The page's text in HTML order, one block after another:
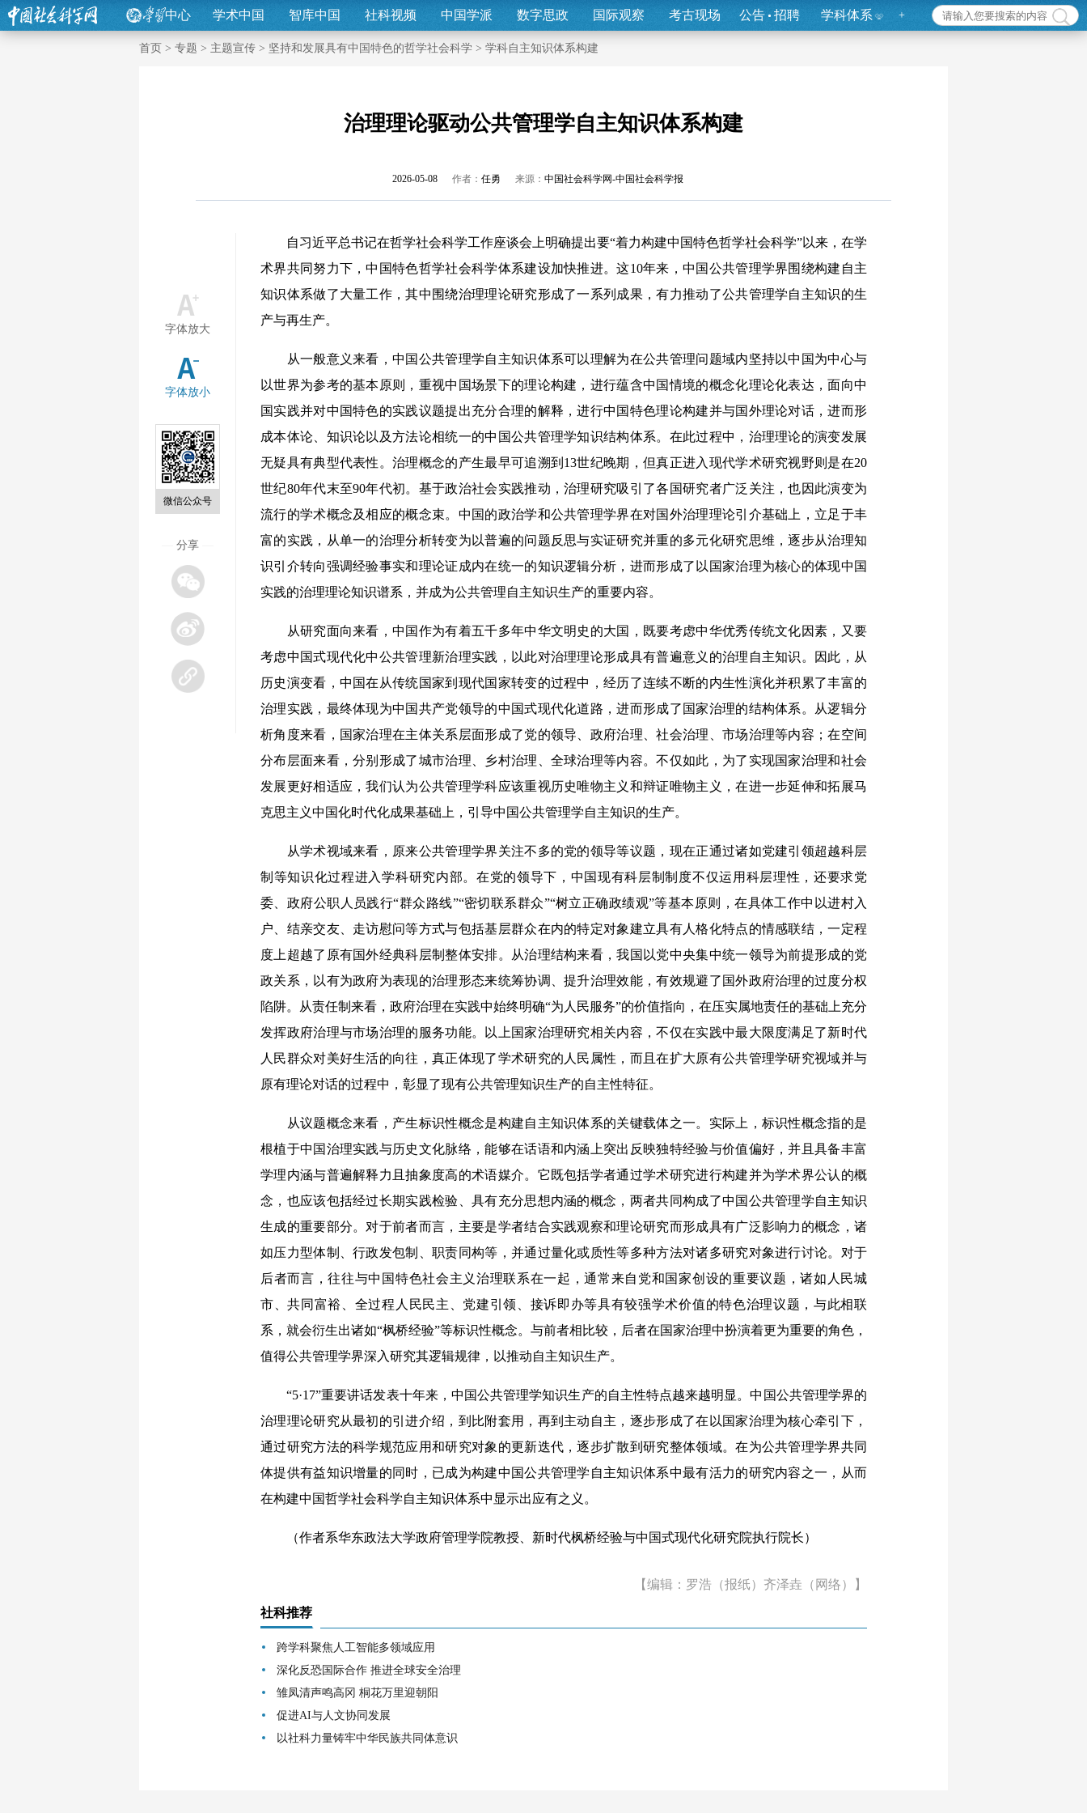
中心 学术中国 智库中国 社科视频 中国学派 数字思政 国际观察 考古现场 公告 招聘 学科体系 +
首页 > 专题 > 主题宣传 > 坚持和发展具有中国特色的哲学社会科学 > 学科自主知识体系构建
治理理论驱动公共管理学自主知识体系构建
2026-05-08 作者： 任勇 来源： 中国社会科学网-中国社会科学报
字体放大
字体放小
微信公众号
分享
自习近平总书记在哲学社会科学工作座谈会上明确提出要“着力构建中国特色哲学社会科学”以来，在学
术界共同努力下，中国特色哲学社会科学体系建设加快推进。这10年来，中国公共管理学界围绕构建自主
知识体系做了大量工作，其中围绕治理理论研究形成了一系列成果，有力推动了公共管理学自主知识的生
产与再生产。
从一般意义来看，中国公共管理学自主知识体系可以理解为在公共管理问题域内坚持以中国为中心与
以世界为参考的基本原则，重视中国场景下的理论构建，进行蕴含中国情境的概念化理论化表达，面向中
国实践并对中国特色的实践议题提出充分合理的解释，进行中国特色理论构建并与国外理论对话，进而形
成本体论、知识论以及方法论相统一的中国公共管理学知识结构体系。在此过程中，治理理论的演变发展
无疑具有典型代表性。治理概念的产生最早可追溯到13世纪晚期，但真正进入现代学术研究视野则是在20
世纪80年代末至90年代初。基于政治社会实践推动，治理研究吸引了各国研究者广泛关注，也因此演变为
流行的学术概念及相应的概念束。中国的政治学和公共管理学界在对国外治理理论引介基础上，立足于丰
富的实践，从单一的治理分析转变为以普遍的问题反思与实证研究并重的多元化研究思维，逐步从治理知
识引介转向强调经验事实和理论证成内在统一的知识逻辑分析，进而形成了以国家治理为核心的体现中国
实践的治理理论知识谱系，并成为公共管理自主知识生产的重要内容。
从研究面向来看，中国作为有着五千多年中华文明史的大国，既要考虑中华优秀传统文化因素，又要
考虑中国式现代化中公共管理新治理实践，以此对治理理论形成具有普遍意义的治理自主知识。因此，从
历史演变看，中国在从传统国家到现代国家转变的过程中，经历了连续不断的内生性演化并积累了丰富的
治理实践，最终体现为中国共产党领导的中国式现代化道路，进而形成了国家治理的结构体系。从逻辑分
析角度来看，国家治理在主体关系层面形成了党的领导、政府治理、社会治理、市场治理等内容；在空间
分布层面来看，分别形成了城市治理、乡村治理、全球治理等内容。不仅如此，为了实现国家治理和社会
发展更好相适应，我们认为公共管理学科应该重视历史唯物主义和辩证唯物主义，在进一步延伸和拓展马
克思主义中国化时代化成果基础上，引导中国公共管理学自主知识的生产。
从学术视域来看，原来公共管理学界关注不多的党的领导等议题，现在正通过诸如党建引领超越科层
制等知识化过程进入学科研究内部。在党的领导下，中国现有科层制制度不仅运用科层理性，还要求党
委、政府公职人员践行“群众路线”“密切联系群众”“树立正确政绩观”等基本原则，在具体工作中以进村入
户、结亲交友、走访慰问等方式与包括基层群众在内的特定对象建立具有人格化特点的情感联结，一定程
度上超越了原有国外经典科层制整体安排。从治理结构来看，我国以党中央集中统一领导为前提形成的党
政关系，以有为政府为表现的治理形态来统筹协调、提升治理效能，有效规避了国外政府治理的过度分权
陷阱。从责任制来看，政府治理在实践中始终明确“为人民服务”的价值指向，在压实属地责任的基础上充分
发挥政府治理与市场治理的服务功能。以上国家治理研究相关内容，不仅在实践中最大限度满足了新时代
人民群众对美好生活的向往，真正体现了学术研究的人民属性，而且在扩大原有公共管理学研究视域并与
原有理论对话的过程中，彰显了现有公共管理知识生产的自主性特征。
从议题概念来看，产生标识性概念是构建自主知识体系的关键载体之一。实际上，标识性概念指的是
根植于中国治理实践与历史文化脉络，能够在话语和内涵上突出反映独特经验与价值偏好，并且具备丰富
学理内涵与普遍解释力且抽象度高的术语媒介。它既包括学者通过学术研究进行构建并为学术界公认的概
念，也应该包括经过长期实践检验、具有充分思想内涵的概念，两者共同构成了中国公共管理学自主知识
生成的重要部分。对于前者而言，主要是学者结合实践观察和理论研究而形成具有广泛影响力的概念，诸
如压力型体制、行政发包制、职责同构等，并通过量化或质性等多种方法对诸多研究对象进行讨论。对于
后者而言，往往与中国特色社会主义治理联系在一起，通常来自党和国家创设的重要议题，诸如人民城
市、共同富裕、全过程人民民主、党建引领、接诉即办等具有较强学术价值的特色治理议题，与此相联
系，就会衍生出诸如“枫桥经验”等标识性概念。与前者相比较，后者在国家治理中扮演着更为重要的角色，
值得公共管理学界深入研究其逻辑规律，以推动自主知识生产。
“5·17”重要讲话发表十年来，中国公共管理学知识生产的自主性特点越来越明显。中国公共管理学界的
治理理论研究从最初的引进介绍，到比附套用，再到主动自主，逐步形成了在以国家治理为核心牵引下，
通过研究方法的科学规范应用和研究对象的更新迭代，逐步扩散到研究整体领域。在为公共管理学界共同
体提供有益知识增量的同时，已成为构建中国公共管理学自主知识体系中最有活力的研究内容之一，从而
在构建中国哲学社会科学自主知识体系中显示出应有之义。
（作者系华东政法大学政府管理学院教授、新时代枫桥经验与中国式现代化研究院执行院长）
【编辑：罗浩（报纸）齐泽垚（网络）】
社科推荐
跨学科聚焦人工智能多领域应用
深化反恐国际合作 推进全球安全治理
雏凤清声鸣高冈 桐花万里迎朝阳
促进AI与人文协同发展
以社科力量铸牢中华民族共同体意识